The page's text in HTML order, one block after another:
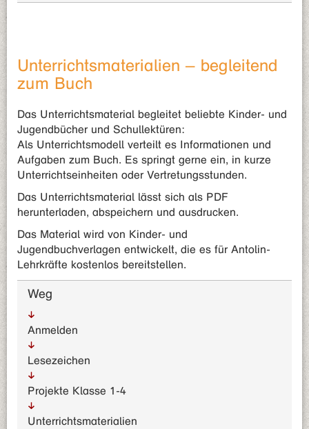
Unterrichtsmaterialien – begleitend
zum Buch
Das Unterrichtsmaterial begleitet beliebte Kinder- und
Jugendbücher und Schullektüren:
Als Unterrichtsmodell verteilt es Informationen und
Aufgaben zum Buch. Es springt gerne ein, in kurze
Unterrichtseinheiten oder Vertretungsstunden.
Das Unterrichtsmaterial lässt sich als PDF
herunterladen, abspeichern und ausdrucken.
Das Material wird von Kinder- und
Jugendbuchverlagen entwickelt, die es für Antolin-
Lehrkräfte kostenlos bereitstellen.
Weg
Anmelden
Lesezeichen
Projekte Klasse 1-4
Unterrichts­materialien